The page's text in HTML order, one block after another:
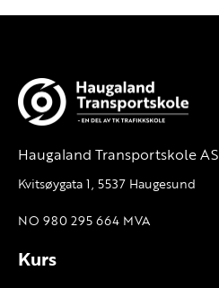
Haugaland Transportskole AS
Kvitsøygata 1, 5537 Haugesund
NO 980 295 664 MVA
Kurs